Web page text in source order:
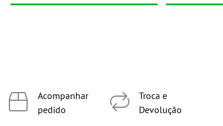
Acompanhar
pedido
Troca e
Devolução